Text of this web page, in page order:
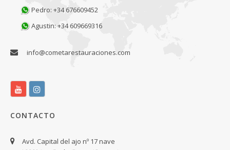
Pedro: +34 676609452
Agustin: +34 609669316
info@cometarestauraciones.com
CONTACTO
Avd. Capital del ajo nº 17 nave